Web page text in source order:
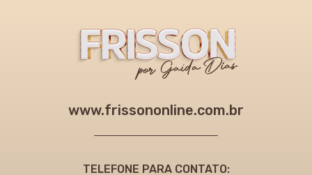
www.frissononline.com.br
TELEFONE PARA CONTATO: